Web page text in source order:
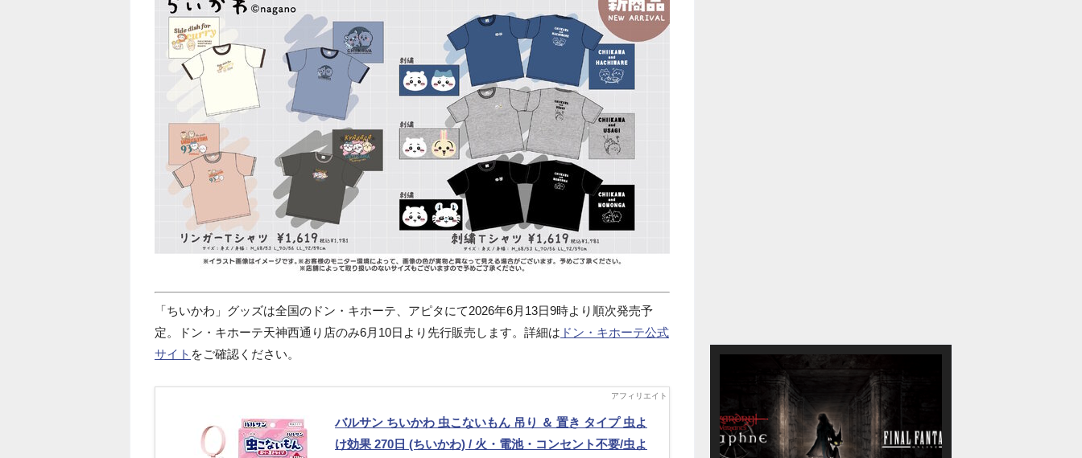
「ちいかわ」グッズは全国のドン・キホーテ、アピタにて2026年6月13日9時より順次発売予
定。ドン・キホーテ天神西通り店のみ6月10日より先行販売します。詳細は ドン・キホーテ公式
サイト をご確認ください。
バルサン ちいかわ 虫こないもん 吊り ＆ 置き タイプ 虫よ
け効果 270日 (ちいかわ) / 火・電池・コンセント不要/虫よ